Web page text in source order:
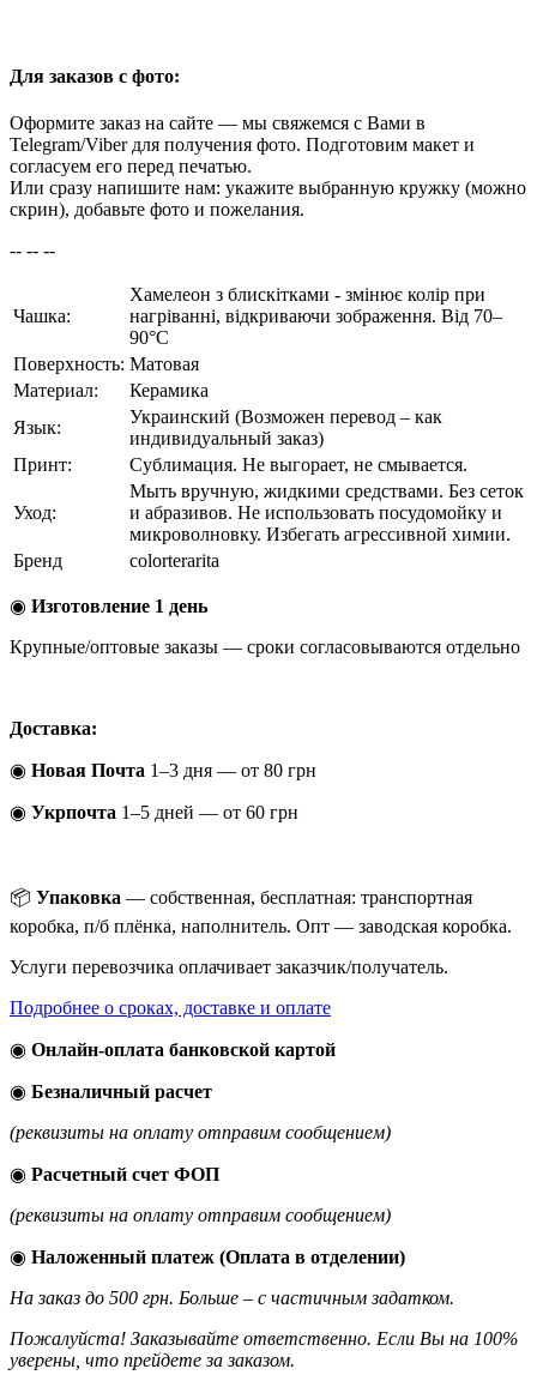
Для заказов с фото:
Оформите заказ на сайте — мы свяжемся с Вами в
Telegram/Viber для получения фото. Подготовим макет и
согласуем его перед печатью.
Или сразу напишите нам: укажите выбранную кружку (можно
скрин), добавьте фото и пожелания.
-- -- --
Чашка:
Хамелеон з блискітками - змінює колір при
нагріванні, відкриваючи зображення. Від 70–
90°C
Поверхность: Матовая
Материал:
Керамика
Язык:
Украинский (Возможен перевод – как
индивидуальный заказ)
Принт:
Сублимация. Не выгорает, не смывается.
Уход:
Мыть вручную, жидкими средствами. Без сеток
и абразивов. Не использовать посудомойку и
микроволновку. Избегать агрессивной химии.
Бренд
colorterarita
◉ Изготовление 1 день
Крупные/оптовые заказы — сроки согласовываются отдельно
Доставка:
◉ Новая Почта 1–3 дня — от 80 грн
◉ Укрпочта 1–5 дней — от 60 грн
📦 Упаковка — собственная, бесплатная: транспортная
коробка, п/б плёнка, наполнитель. Опт — заводская коробка.
Услуги перевозчика оплачивает заказчик/получатель.
Подробнее о сроках, доставке и оплате
◉ Онлайн-оплата банковской картой
◉ Безналичный расчет
(реквизиты на оплату отправим сообщением)
◉ Расчетный счет ФОП
(реквизиты на оплату отправим сообщением)
◉ Наложенный платеж (Оплата в отделении)
На заказ до 500 грн. Больше – с частичным задатком.
Пожалуйста! Заказывайте ответственно. Если Вы на 100%
уверены, что прейдете за заказом.